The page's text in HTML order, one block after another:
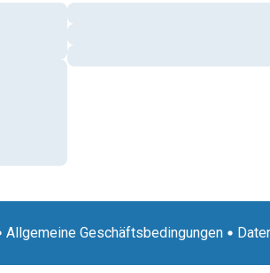
Allgemeine Geschäftsbedingungen